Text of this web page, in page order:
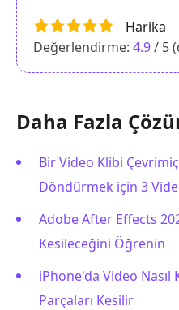
Harika
Değerlendirme: 4.9/ 5
Daha Fazla
Bir Video Klibi
Döndürmek için 3
Adobe After Effects
Kesileceğini Öğrenin
iPhone'da Video Nasıl
Parçaları Kesilir